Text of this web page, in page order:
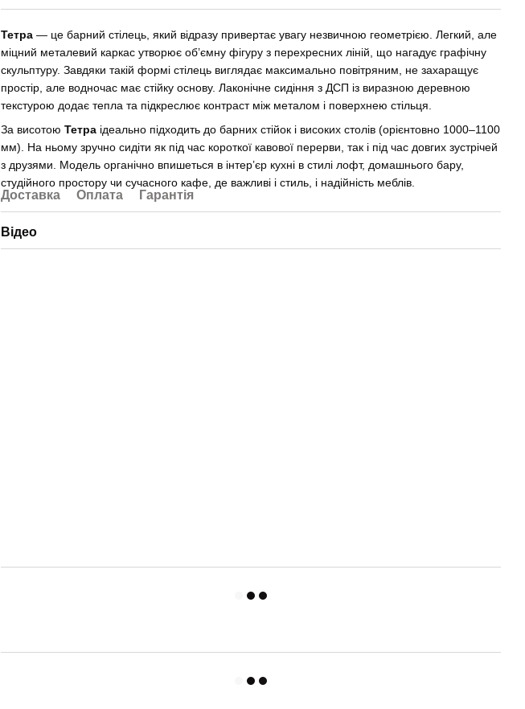
Тетра — це барний стілець, який відразу привертає увагу незвичною геометрією. Легкий, але
міцний металевий каркас утворює об’ємну фігуру з перехресних ліній, що нагадує графічну
скульптуру. Завдяки такій формі стілець виглядає максимально повітряним, не захаращує
простір, але водночас має стійку основу. Лаконічне сидіння з ДСП із виразною деревною
текстурою додає тепла та підкреслює контраст між металом і поверхнею стільця.
За висотою Тетра ідеально підходить до барних стійок і високих столів (орієнтовно 1000–1100
мм). На ньому зручно сидіти як під час короткої кавової перерви, так і під час довгих зустрічей
з друзями. Модель органічно впишеться в інтер’єр кухні в стилі лофт, домашнього бару,
студійного простору чи сучасного кафе, де важливі і стиль, і надійність меблів.
Доставка Оплата Гарантія
Відео